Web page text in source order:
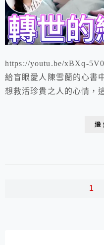
https://youtu.be/xBXq-
給盲眼愛人陳雪蘭的心書
想救活珍貴之人的心情，
繼
1